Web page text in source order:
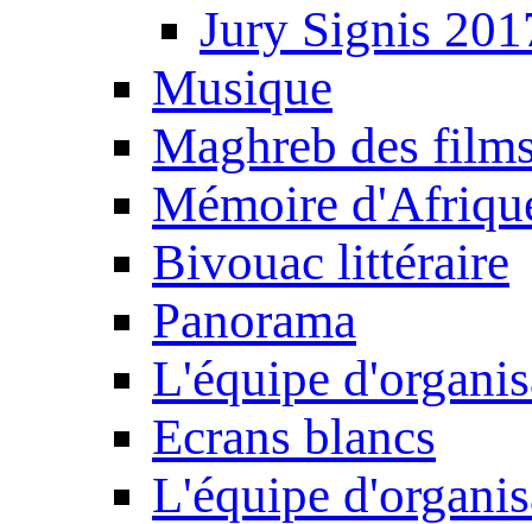
Jury Signis
Musique
Maghreb des
Mémoire
Bivouac littéraire
Panorama
L'équipe
Ecrans blancs
L'équipe